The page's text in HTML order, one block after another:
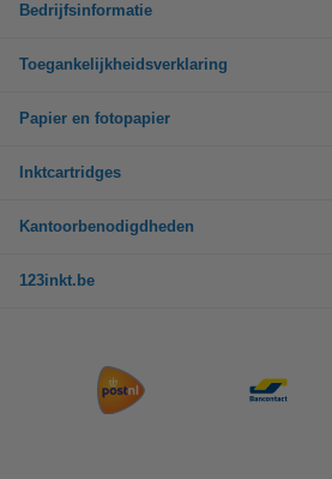
Bedrijfsinformatie
Toegankelijkheidsverklaring
Papier en fotopapier
Inktcartridges
Kantoorbenodigdheden
123inkt.be